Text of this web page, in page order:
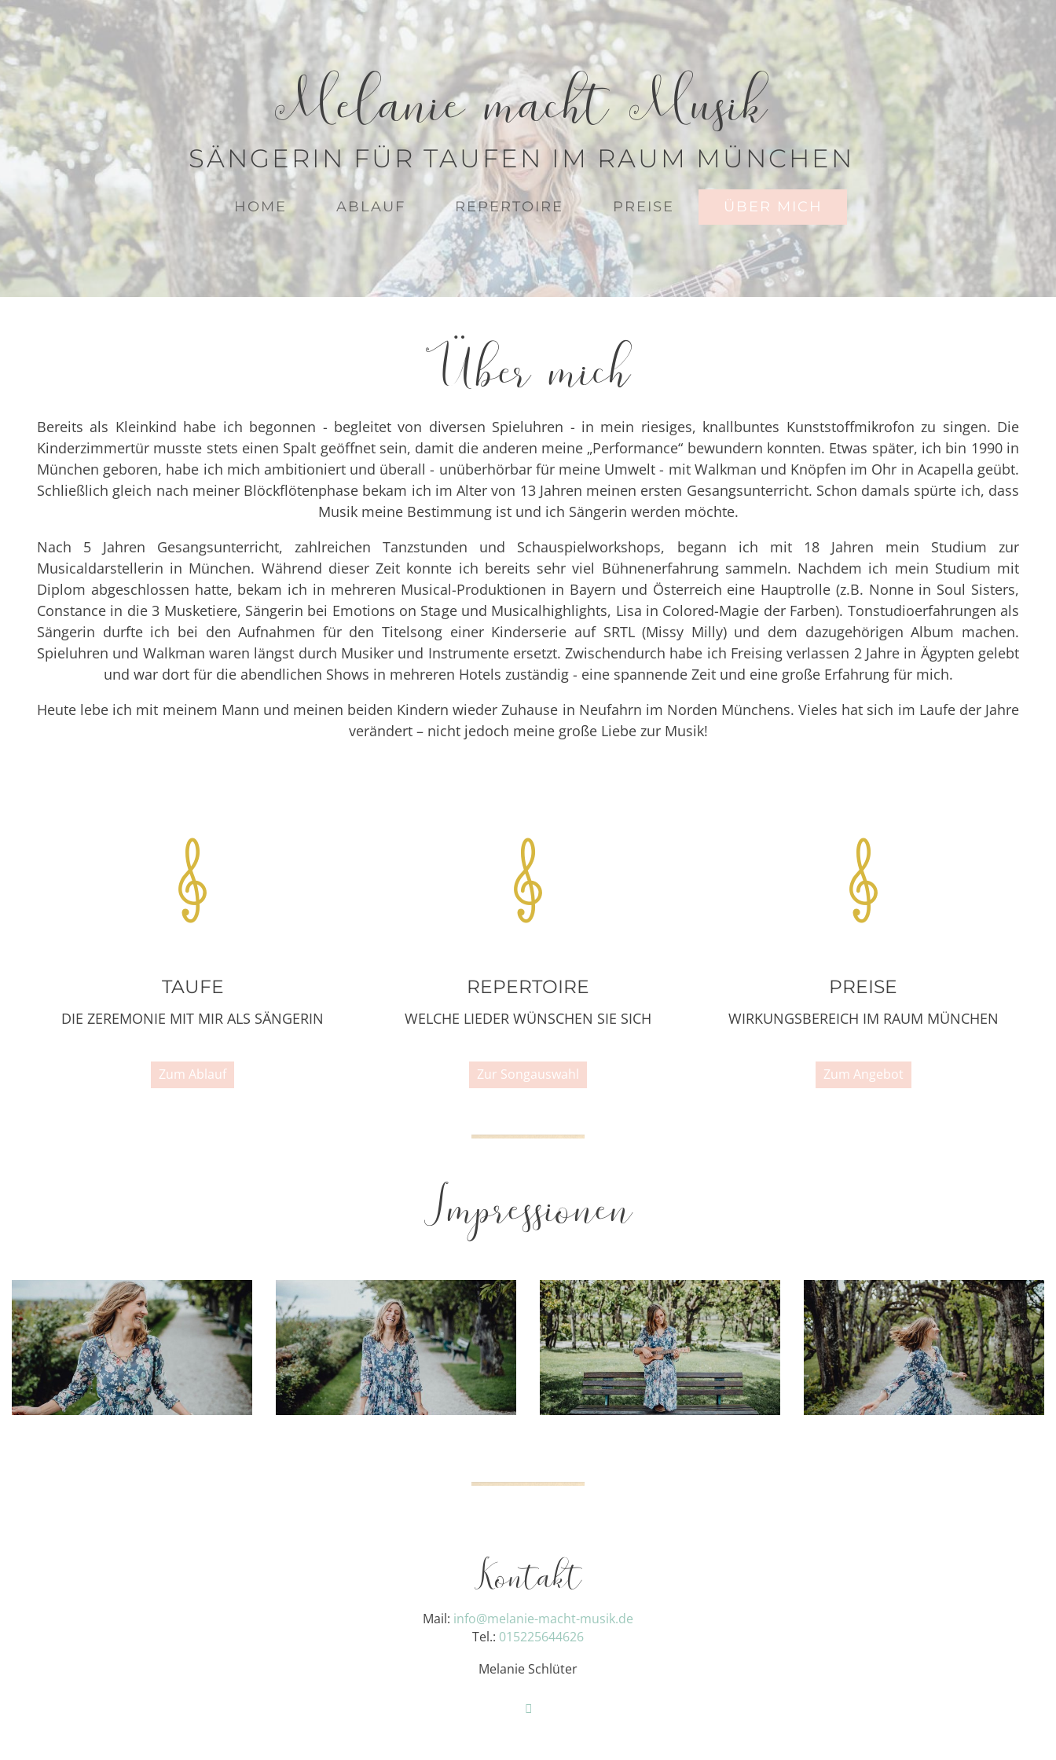
Melanie macht Musik
SÄNGERIN FÜR TAUFEN IM RAUM MÜNCHEN
HOME ABLAUF REPERTOIRE PREISE ÜBER MICH
Über mich
Bereits als Kleinkind habe ich begonnen - begleitet von diversen Spieluhren - in mein riesiges, knallbuntes Kunststoffmikrofon zu singen. Die
Kinderzimmertür musste stets einen Spalt geöffnet sein, damit die anderen meine „Performance“ bewundern konnten. Etwas später, ich bin 1990 in
München geboren, habe ich mich ambitioniert und überall - unüberhörbar für meine Umwelt - mit Walkman und Knöpfen im Ohr in Acapella geübt.
Schließlich gleich nach meiner Blöckflötenphase bekam ich im Alter von 13 Jahren meinen ersten Gesangsunterricht. Schon damals spürte ich, dass
Musik meine Bestimmung ist und ich Sängerin werden möchte.
Nach 5 Jahren Gesangsunterricht, zahlreichen Tanzstunden und Schauspielworkshops, begann ich mit 18 Jahren mein Studium zur
Musicaldarstellerin in München. Während dieser Zeit konnte ich bereits sehr viel Bühnenerfahrung sammeln. Nachdem ich mein Studium mit
Diplom abgeschlossen hatte, bekam ich in mehreren Musical-Produktionen in Bayern und Österreich eine Hauptrolle (z.B. Nonne in Soul Sisters,
Constance in die 3 Musketiere, Sängerin bei Emotions on Stage und Musicalhighlights, Lisa in Colored-Magie der Farben). Tonstudioerfahrungen als
Sängerin durfte ich bei den Aufnahmen für den Titelsong einer Kinderserie auf SRTL (Missy Milly) und dem dazugehörigen Album machen.
Spieluhren und Walkman waren längst durch Musiker und Instrumente ersetzt. Zwischendurch habe ich Freising verlassen 2 Jahre in Ägypten gelebt
und war dort für die abendlichen Shows in mehreren Hotels zuständig - eine spannende Zeit und eine große Erfahrung für mich.
Heute lebe ich mit meinem Mann und meinen beiden Kindern wieder Zuhause in Neufahrn im Norden Münchens. Vieles hat sich im Laufe der Jahre
verändert – nicht jedoch meine große Liebe zur Musik!
TAUFE
DIE ZEREMONIE MIT MIR ALS SÄNGERIN
Zum Ablauf
REPERTOIRE
WELCHE LIEDER WÜNSCHEN SIE SICH
Zur Songauswahl
PREISE
WIRKUNGSBEREICH IM RAUM MÜNCHEN
Zum Angebot
Impressionen
Kontakt
Mail: info@melanie-macht-musik.de
Tel.: 015225644626
Melanie Schlüter